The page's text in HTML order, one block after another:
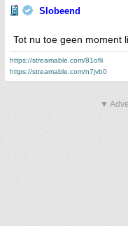
Slobeend
Tot nu toe geen moment
https://streamable.com/81ofli
https://streamable.com/n7jvb0
▼